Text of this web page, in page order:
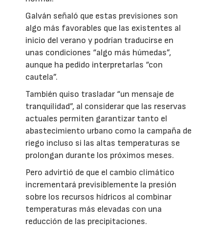
Galván señaló que estas previsiones son
algo más favorables que las existentes al
inicio del verano y podrían traducirse en
unas condiciones “algo más húmedas”,
aunque ha pedido interpretarlas “con
cautela”.
También quiso trasladar “un mensaje de
tranquilidad”, al considerar que las reservas
actuales permiten garantizar tanto el
abastecimiento urbano como la campaña de
riego incluso si las altas temperaturas se
prolongan durante los próximos meses.
Pero advirtió de que el cambio climático
incrementará previsiblemente la presión
sobre los recursos hídricos al combinar
temperaturas más elevadas con una
reducción de las precipitaciones.